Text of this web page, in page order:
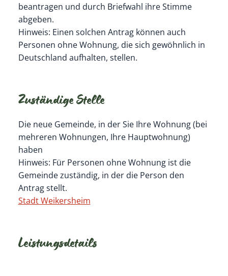
beantragen und durch Briefwahl ihre Stimme
abgeben.
Hinweis: Einen solchen Antrag können auch
Personen ohne Wohnung, die sich gewöhnlich in
Deutschland aufhalten, stellen.
Zuständige Stelle
Die neue Gemeinde, in der Sie Ihre Wohnung (bei
mehreren Wohnungen, Ihre Hauptwohnung)
haben
Hinweis: Für Personen ohne Wohnung ist die
Gemeinde zuständig, in der die Person den
Antrag stellt.
Stadt Weikersheim
Leistungsdetails